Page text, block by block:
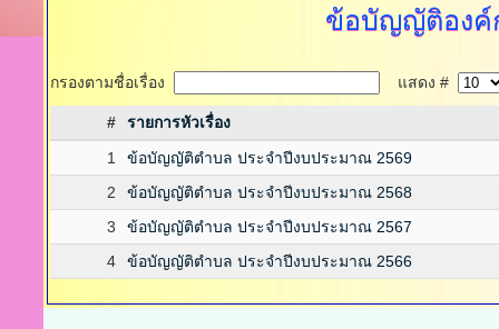
ข้อบัญญัติองค์
กรองตามชื่อเรื่อง แสดง #
#
รายการหัวเรื่อง
1
ข้อบัญญัติตำบล ประจำปีงบประมาณ 2569
2
ข้อบัญญัติตำบล ประจำปีงบประมาณ 2568
3
ข้อบัญญัติตำบล ประจำปีงบประมาณ 2567
4
ข้อบัญญัติตำบล ประจำปีงบประมาณ 2566